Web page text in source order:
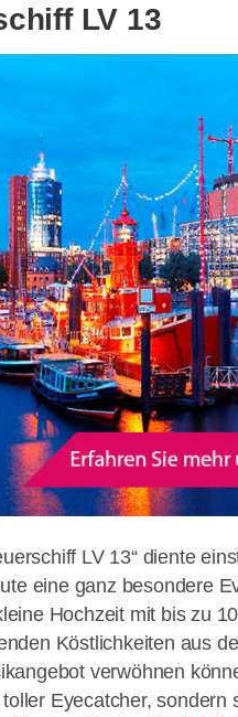
LV 13
LV 13“ diente
eine ganz besondere
Hochzeit mit bis zu
Köstlichkeiten aus
verwöhnen
Eyecatcher, sondern